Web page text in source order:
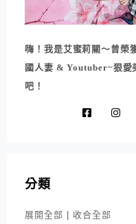
嗨！我是艾蜜莉關～曾榮
國人妻 & Youtuber~狠愛
吧！
分類
展開全部
收合全部